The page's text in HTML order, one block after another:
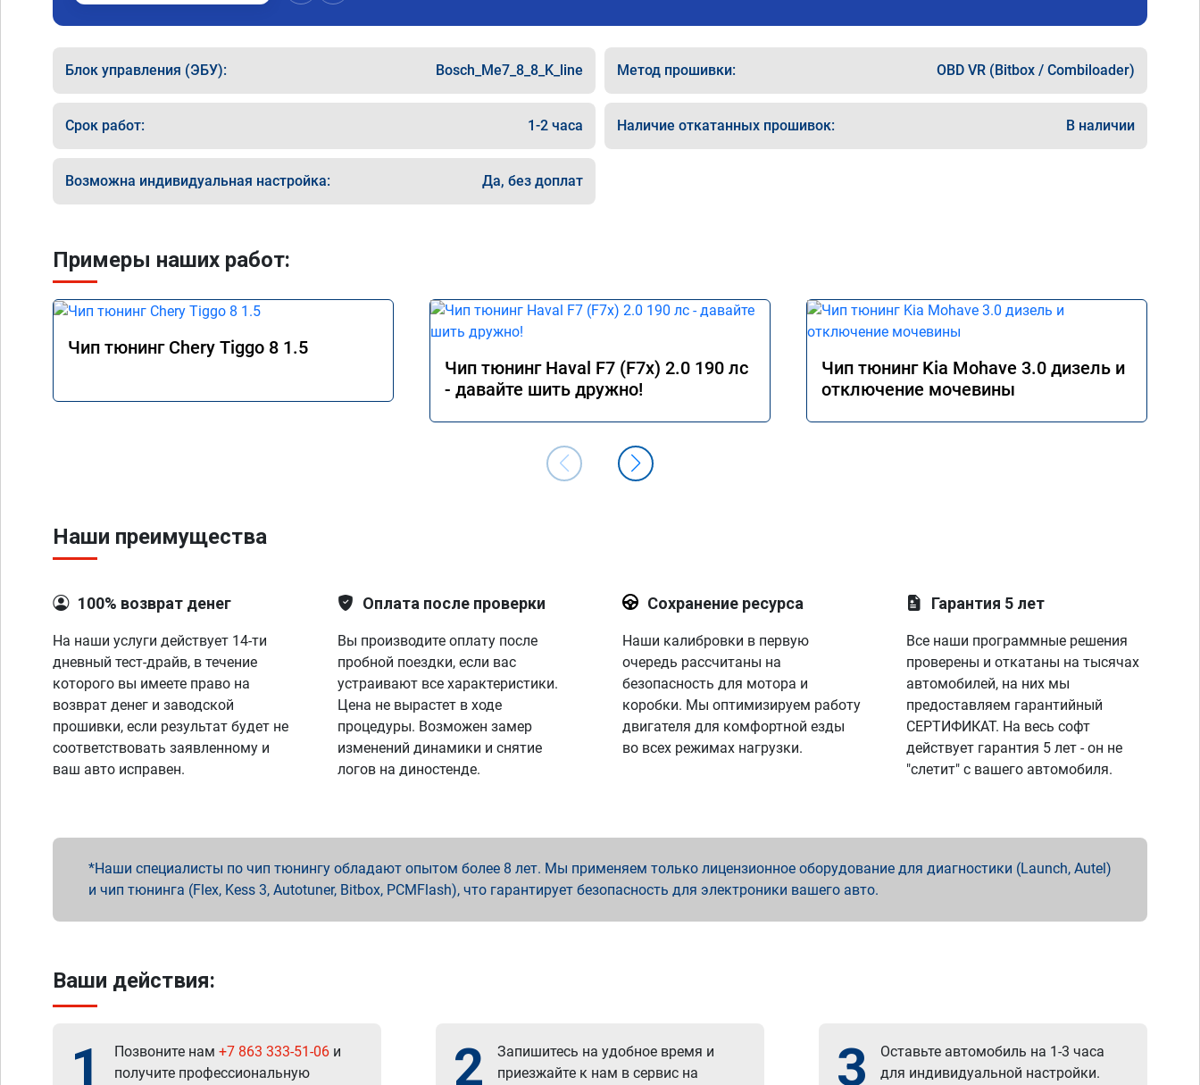
Блок управления (ЭБУ): Bosch_Me7_8_8_K_line Метод прошивки: OBD VR (Bitbox / Combiloader)
Срок работ: 1-2 часа Наличие откатанных прошивок: В наличии
Возможна индивидуальная настройка: Да, без доплат
Примеры наших работ:
Чип тюнинг Chery Tiggo 8 1.5
Чип тюнинг Haval F7 (F7x) 2.0 190 лс
- давайте шить дружно!
Чип тюнинг Kia Mohave 3.0 дизель и
отключение мочевины
Наши преимущества
100% возврат денег
На наши услуги действует 14-ти
дневный тест-драйв, в течение
которого вы имеете право на
возврат денег и заводской
прошивки, если результат будет не
соответствовать заявленному и
ваш авто исправен.
Оплата после проверки
Вы производите оплату после
пробной поездки, если вас
устраивают все характеристики.
Цена не вырастет в ходе
процедуры. Возможен замер
изменений динамики и снятие
логов на диностенде.
Сохранение ресурса
Наши калибровки в первую
очередь рассчитаны на
безопасность для мотора и
коробки. Мы оптимизируем работу
двигателя для комфортной езды
во всех режимах нагрузки.
Гарантия 5 лет
Все наши программные решения
проверены и откатаны на тысячах
автомобилей, на них мы
предоставляем гарантийный
СЕРТИФИКАТ. На весь софт
действует гарантия 5 лет - он не
"слетит" с вашего автомобиля.
Наши специалисты по чип тюнингу обладают опытом более 8 лет. Мы применяем только лицензионное оборудование для диагностики (Launch, Autel)
и чип тюнинга (Flex, Kess 3, Autotuner, Bitbox, PCMFlash), что гарантирует безопасность для электроники вашего авто.
Ваши действия:
1 Позвоните нам +7 863 333-51-06 и
получите профессиональную
2
Запишитесь на удобное время и
приезжайте к нам в сервис на
3
Оставьте автомобиль на 1-3 часа
для индивидуальной настройки.